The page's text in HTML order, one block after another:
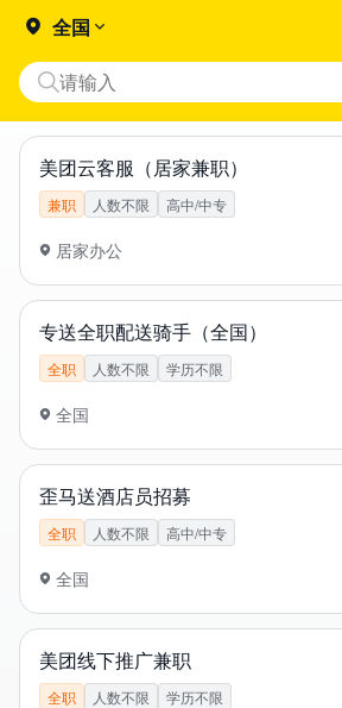
全国
美团云客服（居家兼职）
兼职 人数不限 高中/中专
居家办公
专送全职配送骑手（全国）
全职 人数不限 学历不限
全国
歪马送酒店员招募
全职 人数不限 高中/中专
全国
美团线下推广兼职
全职 人数不限 学历不限